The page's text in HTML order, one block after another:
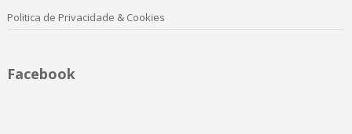
Politica de Privacidade & Cookies
Facebook